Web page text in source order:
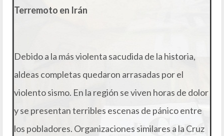
Terremoto en Irán
Debido a la más violenta sacudida de la historia,
aldeas completas quedaron arrasadas por el
violento sismo. En la región se viven horas de dolor
y se presentan terribles escenas de pánico entre
los pobladores. Organizaciones similares a la Cruz